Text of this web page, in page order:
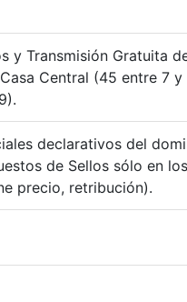
y Transmisión Gratuita
Central (45 entre 7 y
declarativos del
de Sellos sólo en
precio, retribución).